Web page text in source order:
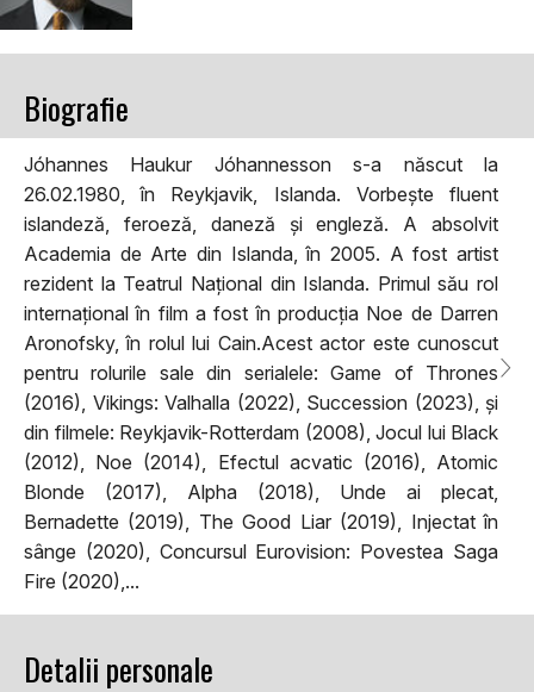
Biografie
Jóhannes Haukur Jóhannesson s-a născut la
26.02.1980, în Reykjavik, Islanda. Vorbește fluent
islandeză, feroeză, daneză și engleză. A absolvit
Academia de Arte din Islanda, în 2005. A fost artist
rezident la Teatrul Național din Islanda. Primul său rol
internațional în film a fost în producția Noe de Darren
Aronofsky, în rolul lui Cain.Acest actor este cunoscut
pentru rolurile sale din serialele: Game of Thrones
(2016), Vikings: Valhalla (2022), Succession (2023), și
din filmele: Reykjavik-Rotterdam (2008), Jocul lui Black
(2012), Noe (2014), Efectul acvatic (2016), Atomic
Blonde (2017), Alpha (2018), Unde ai plecat,
Bernadette (2019), The Good Liar (2019), Injectat în
sânge (2020), Concursul Eurovision: Povestea Saga
Fire (2020),...
Detalii personale